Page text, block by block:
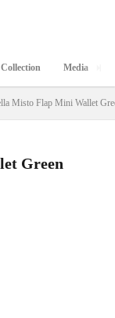
Collection
コレクション
Media
メディア掲載
Misto Flap Mini Wallet
Green